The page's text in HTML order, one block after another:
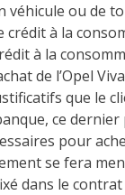
véhicule ou de
crédit à la
à la
de l’Opel
que le
ce
pour
se fera
dans le contrat